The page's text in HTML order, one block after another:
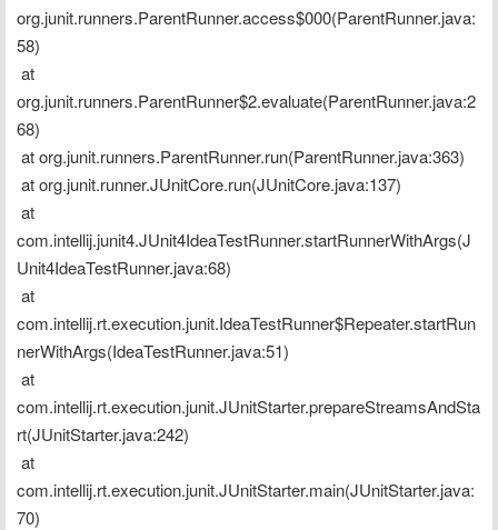
org.junit.runners.ParentRunner.access$000(ParentRunner.java:
58)
org.junit.runners.ParentRunner$2.evaluate(ParentRunner.java:2
68)
at org.junit.runners.ParentRunner.run(ParentRunner.java:363)
at org.junit.runner.JUnitCore.run(JUnitCore.java:137)
com.intellij.junit4.JUnit4IdeaTestRunner.startRunnerWithArgs(J
Unit4IdeaTestRunner.java:68)
com.intellij.rt.execution.junit.IdeaTestRunner$Repeater.startRun
nerWithArgs(IdeaTestRunner.java:51)
com.intellij.rt.execution.junit.JUnitStarter.prepareStreamsAndSta
rt(JUnitStarter.java:242)
com.intellij.rt.execution.junit.JUnitStarter.main(JUnitStarter.java:
70)